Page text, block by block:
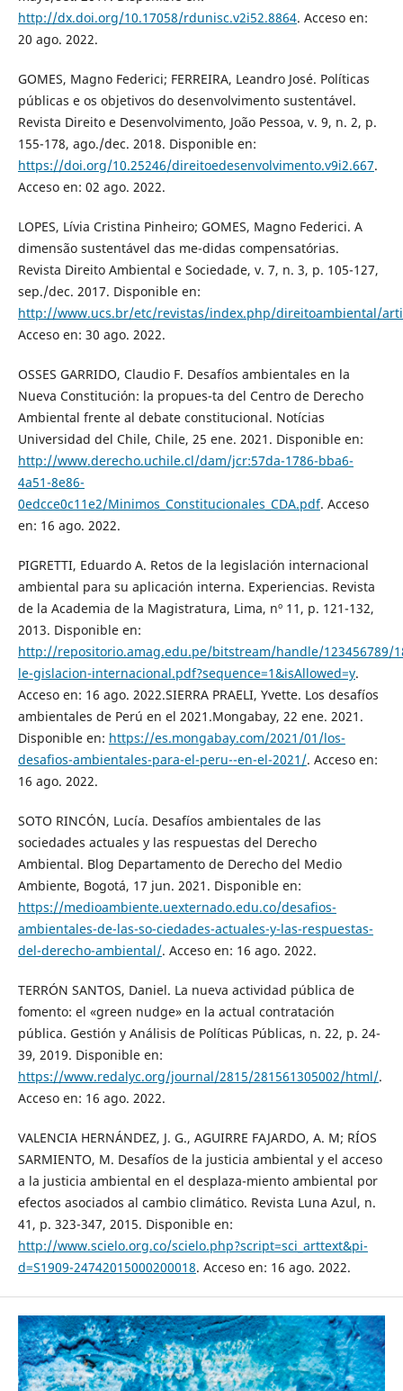
http://dx.doi.org/10.17058/rdunisc.v2i52.8864. Acceso en:
20 ago. 2022.
GOMES, Magno Federici; FERREIRA, Leandro José. Políticas
públicas e os objetivos do desenvolvimento sustentável.
Revista Direito e Desenvolvimento, João Pessoa, v. 9, n. 2, p.
155-178, ago./dec. 2018. Disponible en:
https://doi.org/10.25246/direitoedesenvolvimento.v9i2.667.
Acceso en: 02 ago. 2022.
LOPES, Lívia Cristina Pinheiro; GOMES, Magno Federici. A
dimensão sustentável das me-didas compensatórias.
Revista Direito Ambiental e Sociedade, v. 7, n. 3, p. 105-127,
sep./dec. 2017. Disponible en:
http://www.ucs.br/etc/revistas/index.php/direitoambiental/
Acceso en: 30 ago. 2022.
OSSES GARRIDO, Claudio F. Desafíos ambientales en la
Nueva Constitución: la propues-ta del Centro de Derecho
Ambiental frente al debate constitucional. Notícias
Universidad del Chile, Chile, 25 ene. 2021. Disponible en:
http://www.derecho.uchile.cl/dam/jcr:57da-1786-bba6-
4a51-8e86-
0edcce0c11e2/Minimos_Constitucionales_CDA.pdf. Acceso
en: 16 ago. 2022.
PIGRETTI, Eduardo A. Retos de la legislación internacional
ambiental para su aplicación interna. Experiencias. Revista
de la Academia de la Magistratura, Lima, nº 11, p. 121-132,
2013. Disponible en:
http://repositorio.amag.edu.pe/bitstream/handle/123456789/
le-gislacion-internacional.pdf?sequence=1&isAllowed=y.
Acceso en: 16 ago. 2022.SIERRA PRAELI, Yvette. Los desafíos
ambientales de Perú en el 2021.Mongabay, 22 ene. 2021.
Disponible en: https://es.mongabay.com/2021/01/los-
desafios-ambientales-para-el-peru--en-el-2021/. Acceso en:
16 ago. 2022.
SOTO RINCÓN, Lucía. Desafíos ambientales de las
sociedades actuales y las respuestas del Derecho
Ambiental. Blog Departamento de Derecho del Medio
Ambiente, Bogotá, 17 jun. 2021. Disponible en:
https://medioambiente.uexternado.edu.co/desafios-
ambientales-de-las-so-ciedades-actuales-y-las-respuestas-
del-derecho-ambiental/. Acceso en: 16 ago. 2022.
TERRÓN SANTOS, Daniel. La nueva actividad pública de
fomento: el «green nudge» en la actual contratación
pública. Gestión y Análisis de Políticas Públicas, n. 22, p. 24-
39, 2019. Disponible en:
https://www.redalyc.org/journal/2815/281561305002/html/.
Acceso en: 16 ago. 2022.
VALENCIA HERNÁNDEZ, J. G., AGUIRRE FAJARDO, A. M; RÍOS
SARMIENTO, M. Desafíos de la justicia ambiental y el acceso
a la justicia ambiental en el desplaza-miento ambiental por
efectos asociados al cambio climático. Revista Luna Azul, n.
41, p. 323-347, 2015. Disponible en:
http://www.scielo.org.co/scielo.php?script=sci_arttext&pi-
d=S1909-24742015000200018. Acceso en: 16 ago. 2022.